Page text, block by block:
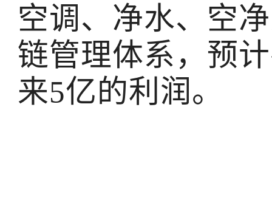
空调、净水、空
链管理体系，预
来5亿的利润。